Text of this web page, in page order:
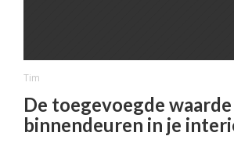
Tim
De toegevoegde
binnendeuren in je